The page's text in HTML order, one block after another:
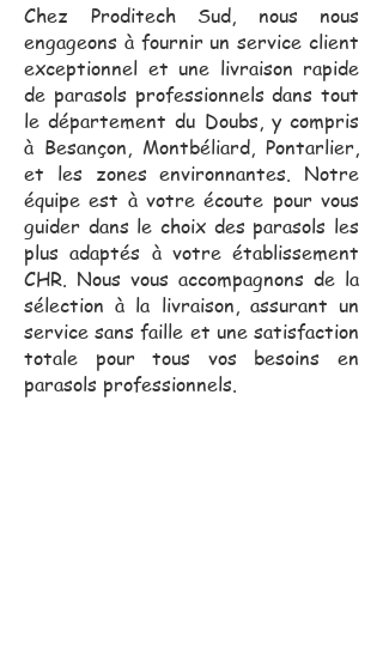
Chez Proditech Sud, nous nous
engageons à fournir un service client
exceptionnel et une livraison rapide
de parasols professionnels dans tout
le département du Doubs, y compris
à Besançon, Montbéliard, Pontarlier,
et les zones environnantes. Notre
équipe est à votre écoute pour vous
guider dans le choix des parasols les
plus adaptés à votre établissement
CHR. Nous vous accompagnons de la
sélection à la livraison, assurant un
service sans faille et une satisfaction
totale pour tous vos besoins en
parasols professionnels.